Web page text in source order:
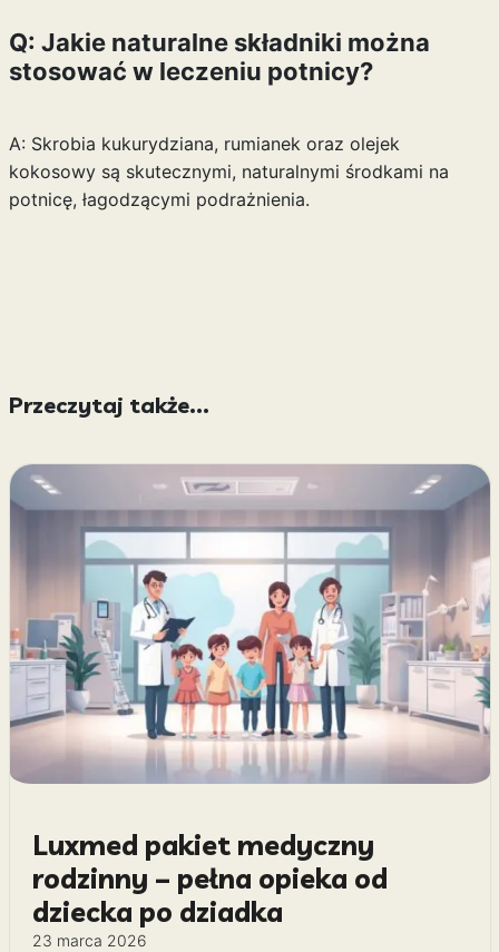
Q: Jakie naturalne składniki można
stosować w leczeniu potnicy?
A: Skrobia kukurydziana, rumianek oraz olejek
kokosowy są skutecznymi, naturalnymi środkami na
potnicę, łagodzącymi podrażnienia.
Przeczytaj także...
Luxmed pakiet medyczny
rodzinny – pełna opieka od
dziecka po dziadka
23 marca 2026